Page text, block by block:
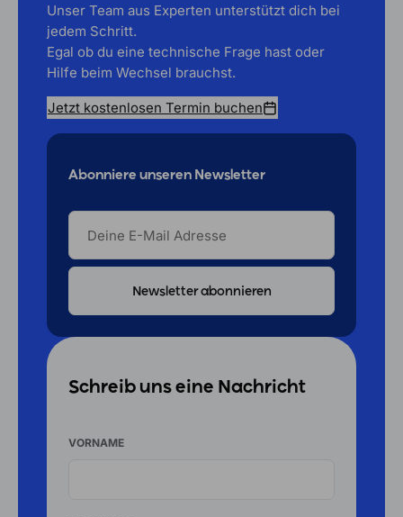
Unser Team aus Experten unterstützt dich bei
jedem Schritt.
Egal ob du eine technische Frage hast oder
Hilfe beim Wechsel brauchst.
Jetzt kostenlosen Termin buchen
Abonniere unseren Newsletter
DEINE
MAIL
ADRESSE
Schreib uns eine Nachricht
VORNAME